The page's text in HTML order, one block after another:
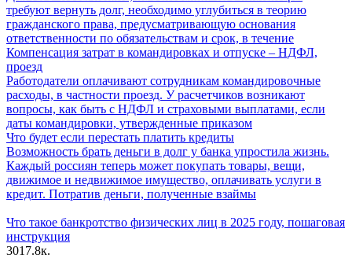
требуют вернуть долг, необходимо углубиться в теорию
гражданского права, предусматривающую основания
ответственности по обязательствам и срок, в течение
Компенсация затрат в командировках и отпуске – НДФЛ,
проезд
Работодатели оплачивают сотрудникам командировочные
расходы, в частности проезд. У расчетчиков возникают
вопросы, как быть с НДФЛ и страховыми выплатами, если
даты командировки, утвержденные приказом
Что будет если перестать платить кредиты
Возможность брать деньги в долг у банка упростила жизнь.
Каждый россиян теперь может покупать товары, вещи,
движимое и недвижимое имущество, оплачивать услуги в
кредит. Потратив деньги, полученные взаймы
Что такое банкротство физических лиц в 2025 году, пошаговая
инструкция
3017.8к.